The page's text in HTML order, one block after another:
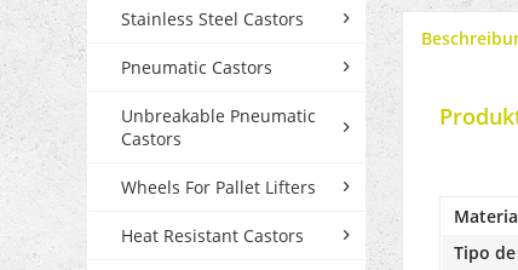
Stainless Steel Castors
Pneumatic Castors
Unbreakable Pneumatic
Castors
Wheels For Pallet Lifters
Heat Resistant Castors
Tipo